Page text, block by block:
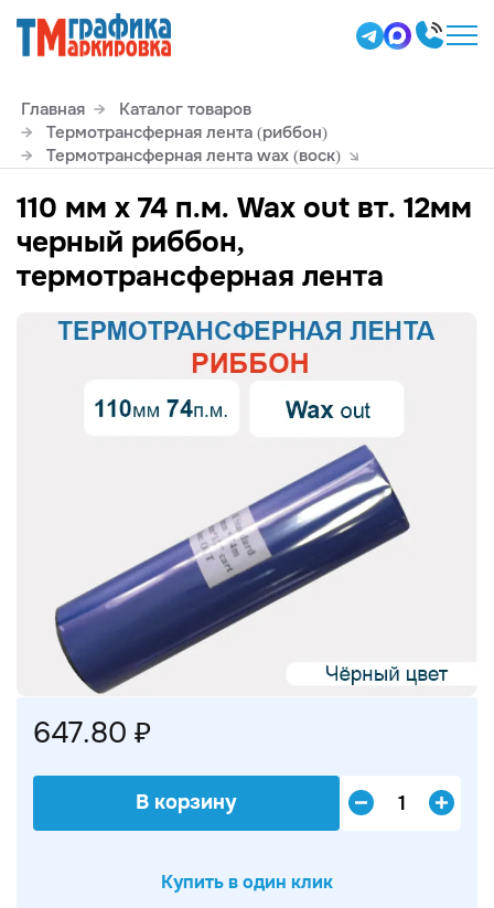
Главная
Каталог товаров
Термотрансферная лента (риббон)
Термотрансферная лента wax (воск)
110 мм х 74 п.м. Wax out вт. 12мм
черный риббон,
термотрансферная лента
647.80 ₽
В корзину
Купить в один клик